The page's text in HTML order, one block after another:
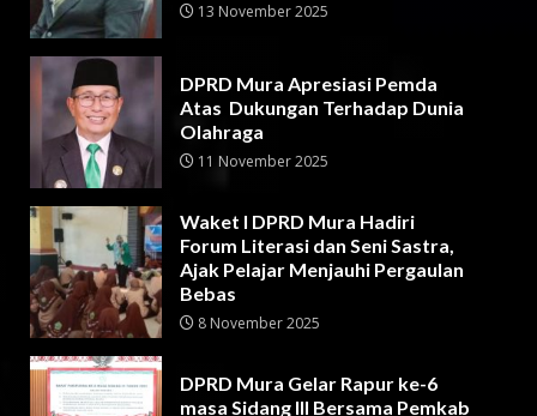
13 November 2025
DPRD Mura Apresiasi Pemda
Atas Dukungan Terhadap Dunia
Olahraga
11 November 2025
Waket I DPRD Mura Hadiri
Forum Literasi dan Seni Sastra,
Ajak Pelajar Menjauhi Pergaulan
Bebas
8 November 2025
DPRD Mura Gelar Rapur ke-6
masa Sidang III Bersama Pemkab